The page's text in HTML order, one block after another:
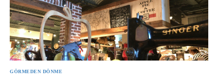
GÖRMEDEN DÖNME